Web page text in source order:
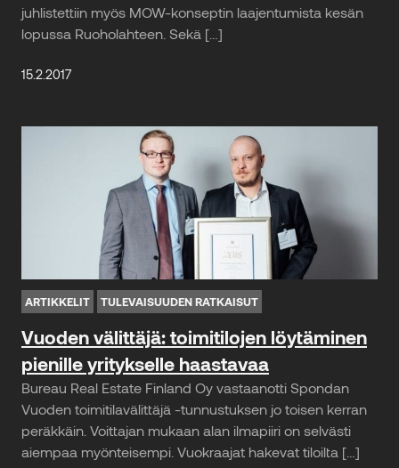
juhlistettiin myös MOW-konseptin laajentumista kesän
lopussa Ruoholahteen. Sekä […]
15.2.2017
ARTIKKELIT TULEVAISUUDEN RATKAISUT
Vuoden välittäjä: toimitilojen löytäminen
pienille yritykselle haastavaa
Bureau Real Estate Finland Oy vastaanotti Spondan
Vuoden toimitilavälittäjä -tunnustuksen jo toisen kerran
peräkkäin. Voittajan mukaan alan ilmapiiri on selvästi
aiempaa myönteisempi. Vuokraajat hakevat tiloilta […]